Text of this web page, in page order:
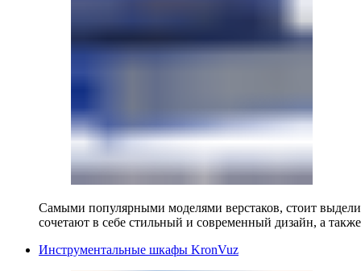
Самыми популярными моделями верстаков, стоит
сочетают в себе стильный и современный дизайн, а
Инструментальные шкафы KronVuz